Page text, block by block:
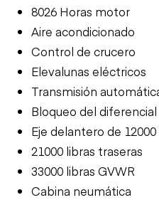
8026 Horas motor
Aire acondicionado
Control de crucero
Elevalunas eléctricos
Transmisión
Bloqueo del diferencial
Eje delantero de 12000
21000 libras traseras
33000 libras GVWR
Cabina neumática